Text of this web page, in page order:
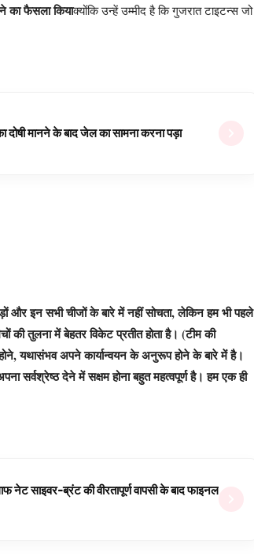
का फैसला कियाक्योंकि उन्हें उम्मीद है कि गुजरात टाइटन्स जो
दोषी मानने के बाद जेल का सामना करना पड़ा
इन सभी चीजों के बारे में नहीं सोचता, लेकिन हम भी पहले
तुलना में बेहतर विकेट प्रतीत होता है। (टीम की
यथासंभव अपने कार्यान्वयन के अनुरूप होने के बारे में है।
देने में सक्षम होना बहुत महत्वपूर्ण है। हम एक ही
नेट साइवर-ब्रंट की वीरतापूर्ण वापसी के बाद फाइनल